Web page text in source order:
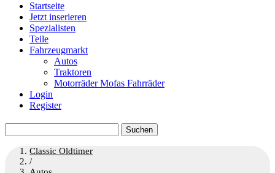
Startseite
Jetzt inserieren
Spezialisten
Teile
Fahrzeugmarkt
Autos
Traktoren
Motorräder Mofas Fahrräder
Login
Register
nach:
Classic Oldtimer
/